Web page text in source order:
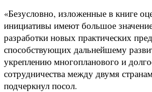
«Безусловно, изложенные в книге
инициативы имеют большое
разработки новых практических
способствующих дальнейшему
укреплению многопланового и
сотрудничества между двумя
подчеркнул посол.